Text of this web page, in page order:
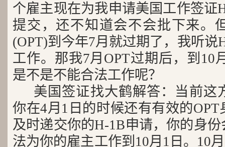
个雇主现在为我申请美国工作签证
提交，还不知道会不会批下来。
(OPT)到今年7月就过期了，我听说
工作。那我7月OPT过期后，到10
是不是不能合法工作呢？
美国签证找大鹤解答：当前这
你在4月1日的时候还有有效的
及时递交你的H-1B申请，你的身
法为你的雇主工作到10月1日。10